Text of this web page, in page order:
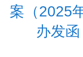
案（2025
办发